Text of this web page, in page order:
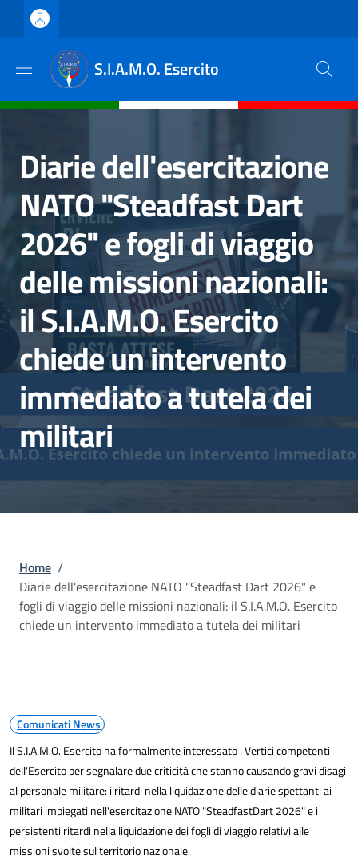
Salta al contenuto principale
Skip to footer content
S.I.A.M.O. Esercito
Diarie dell'esercitazione
NATO "Steadfast Dart
2026" e fogli di viaggio
delle missioni nazionali:
il S.I.A.M.O. Esercito
chiede un intervento
immediato a tutela dei
militari
Briciole di pane
Home /
Diarie dell'esercitazione NATO "Steadfast Dart 2026" e
fogli di viaggio delle missioni nazionali: il S.I.A.M.O. Esercito
chiede un intervento immediato a tutela dei militari
Comunicati News
Il S.I.A.M.O. Esercito ha formalmente interessato i Vertici competenti
dell'Esercito per segnalare due criticità che stanno causando gravi disagi
al personale militare: i ritardi nella liquidazione delle diarie spettanti ai
militari impiegati nell'esercitazione NATO "SteadfastDart 2026" e i
persistenti ritardi nella liquidazione dei fogli di viaggio relativi alle
missioni svolte sul territorio nazionale.